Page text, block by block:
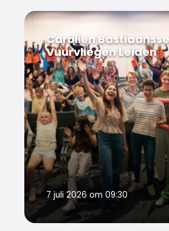
Carolien
Vuurvliegen Leiden
7 juli 2026 om 09:30